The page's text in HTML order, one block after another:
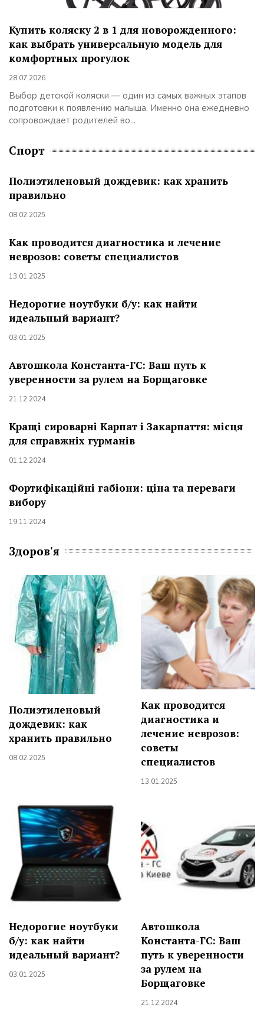
Купить коляску 2 в 1 для новорожденного:
как выбрать универсальную модель для
комфортных прогулок
28.07.2026
Выбор детской коляски — один из самых важных этапов
подготовки к появлению малыша. Именно она ежедневно
сопровождает родителей во...
Спорт
Полиэтиленовый дождевик: как хранить
правильно
08.02.2025
Как проводится диагностика и лечение
неврозов: советы специалистов
13.01.2025
Недорогие ноутбуки б/у: как найти
идеальный вариант?
03.01.2025
Автошкола Константа-ГС: Ваш путь к
уверенности за рулем на Борщаговке
21.12.2024
Кращі сироварні Карпат і Закарпаття: місця
для справжніх гурманів
01.12.2024
Фортифікаційні габіони: ціна та переваги
вибору
19.11.2024
Здоров'я
Полиэтиленовый
дождевик: как
хранить правильно
08.02.2025
Как проводится
диагностика и
лечение неврозов:
советы
специалистов
13.01.2025
Недорогие ноутбуки
б/у: как найти
идеальный вариант?
03.01.2025
Автошкола
Константа-ГС: Ваш
путь к уверенности
за рулем на
Борщаговке
21.12.2024